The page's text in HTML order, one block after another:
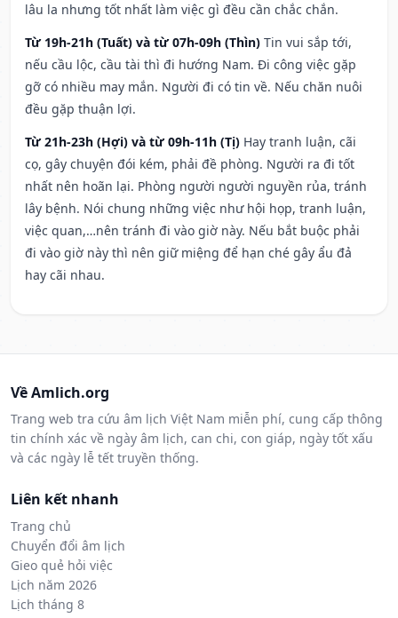
lâu la nhưng tốt nhất làm việc gì đều cần chắc chắn.
Từ 19h-21h (Tuất) và từ 07h-09h (Thìn) Tin vui sắp tới,
nếu cầu lộc, cầu tài thì đi hướng Nam. Đi công việc gặp
gỡ có nhiều may mắn. Người đi có tin về. Nếu chăn nuôi
đều gặp thuận lợi.
Từ 21h-23h (Hợi) và từ 09h-11h (Tị) Hay tranh luận, cãi
cọ, gây chuyện đói kém, phải đề phòng. Người ra đi tốt
nhất nên hoãn lại. Phòng người người nguyền rủa, tránh
lây bệnh. Nói chung những việc như hội họp, tranh luận,
việc quan,…nên tránh đi vào giờ này. Nếu bắt buộc phải
đi vào giờ này thì nên giữ miệng để hạn ché gây ẩu đả
hay cãi nhau.
Về Amlich.org
Trang web tra cứu âm lịch Việt Nam miễn phí, cung cấp thông
tin chính xác về ngày âm lịch, can chi, con giáp, ngày tốt xấu
và các ngày lễ tết truyền thống.
Liên kết nhanh
Trang chủ
Chuyển đổi âm lịch
Gieo quẻ hỏi việc
Lịch năm 2026
Lịch tháng 8